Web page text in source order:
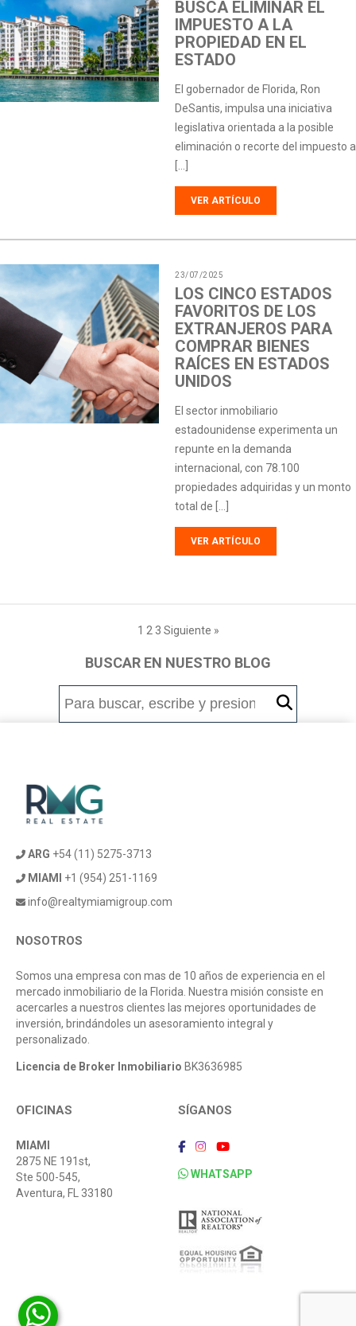
BUSCA ELIMINAR EL
IMPUESTO A LA
PROPIEDAD EN EL
ESTADO
El gobernador de Florida, Ron
DeSantis, impulsa una iniciativa
legislativa orientada a la posible
eliminación o recorte del impuesto a
[…]
VER ARTÍCULO
23/07/2025
LOS CINCO ESTADOS
FAVORITOS DE LOS
EXTRANJEROS PARA
COMPRAR BIENES
RAÍCES EN ESTADOS
UNIDOS
El sector inmobiliario
estadounidense experimenta un
repunte en la demanda
internacional, con 78.100
propiedades adquiridas y un monto
total de […]
VER ARTÍCULO
1 2 3 Siguiente »
BUSCAR EN NUESTRO BLOG
ARG +54 (11) 5275-3713
MIAMI
+1 (954) 251-1169
info@realtymiamigroup.com
NOSOTROS
Somos una empresa con mas de 10 años de experiencia en el
mercado inmobiliario de la Florida. Nuestra misión consiste en
acercarles a nuestros clientes las mejores oportunidades de
inversión, brindándoles un asesoramiento integral y
personalizado.
Licencia de Broker Inmobiliario BK3636985
OFICINAS
MIAMI
2875 NE 191st,
Ste 500-545,
Aventura, FL 33180
SÍGANOS
WHATSAPP